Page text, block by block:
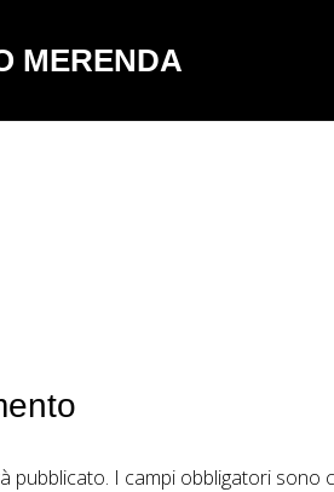
MERENDA
pubblicato. I campi obbligatori sono